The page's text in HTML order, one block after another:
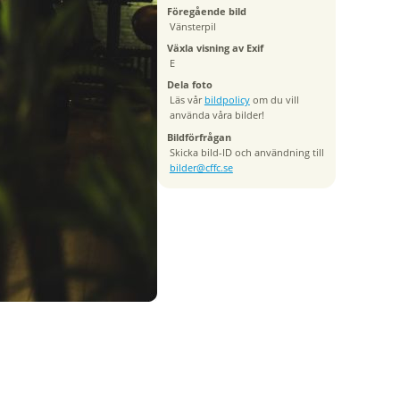
Föregående bild
Vänsterpil
Växla visning av Exif
E
Dela foto
Läs vår bildpolicyom du vill
använda våra bilder!
Bildförfrågan
Skicka bild-ID och användning till
bilder@cffc.se